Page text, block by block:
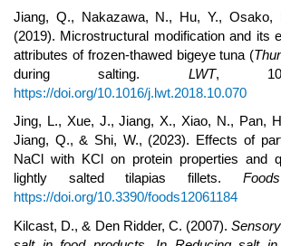
Jiang, Q., Nakazawa, N., Hu, Y.,
(2019). Microstructural modification and its
attributes of frozen-thawed bigeye tuna (
during salting. LWT,
https://doi.org/10.1016/j.lwt.2018.10.070
Jing, L., Xue, J., Jiang, X., Xiao, N., Pan,
Jiang, Q., & Shi, W., (2023). Effects of
NaCl with KCl on protein properties and
lightly salted tilapias fillets. Foods
https://doi.org/10.3390/foods12061184
Kilcast, D., & Den Ridder, C. (2007).